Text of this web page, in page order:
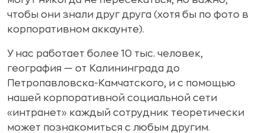
чтобы они знали друг друга (хотя бы по фото в
корпоративном аккаунте).
У нас работает более 10 тыс. человек,
география — от Калининграда до
Петропавловска-Камчатского, и с помощью
нашей корпоративной социальной сети
«интранет» каждый сотрудник теоретически
может познакомиться с любым другим.